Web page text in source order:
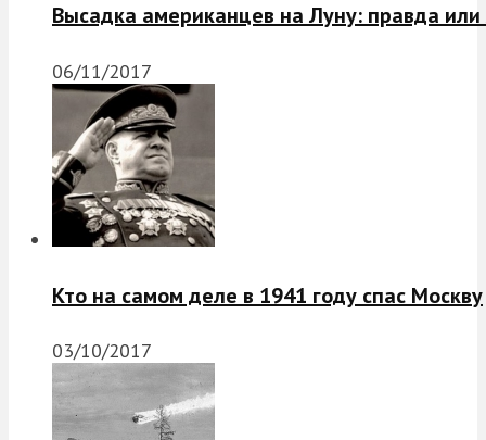
Высадка американцев на Луну: правда
06/11/2017
Кто на самом деле в 1941 году спас Москву
03/10/2017